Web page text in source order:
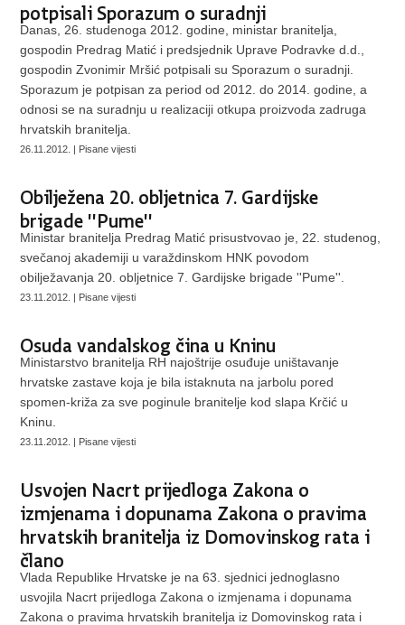
potpisali Sporazum o suradnji
Danas, 26. studenoga 2012. godine, ministar branitelja,
gospodin Predrag Matić i predsjednik Uprave Podravke d.d.,
gospodin Zvonimir Mršić potpisali su Sporazum o suradnji.
Sporazum je potpisan za period od 2012. do 2014. godine, a
odnosi se na suradnju u realizaciji otkupa proizvoda zadruga
hrvatskih branitelja.
26.11.2012. | Pisane vijesti
Obilježena 20. obljetnica 7. Gardijske
brigade ''Pume''
Ministar branitelja Predrag Matić prisustvovao je, 22. studenog,
svečanoj akademiji u varaždinskom HNK povodom
obilježavanja 20. obljetnice 7. Gardijske brigade ''Pume''.
23.11.2012. | Pisane vijesti
Osuda vandalskog čina u Kninu
Ministarstvo branitelja RH najoštrije osuđuje uništavanje
hrvatske zastave koja je bila istaknuta na jarbolu pored
spomen-križa za sve poginule branitelje kod slapa Krčić u
Kninu.
23.11.2012. | Pisane vijesti
Usvojen Nacrt prijedloga Zakona o
izmjenama i dopunama Zakona o pravima
hrvatskih branitelja iz Domovinskog rata i
člano
Vlada Republike Hrvatske je na 63. sjednici jednoglasno
usvojila Nacrt prijedloga Zakona o izmjenama i dopunama
Zakona o pravima hrvatskih branitelja iz Domovinskog rata i